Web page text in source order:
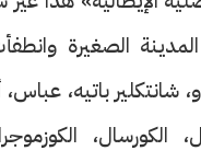
المدينة الصغيرة
شانتكلير باتيه، عباس،
الكورسال،